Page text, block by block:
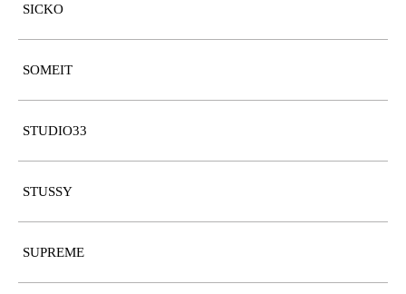
SICKO
SOMEIT
STUDIO33
STUSSY
SUPREME